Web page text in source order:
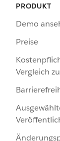
PRODUKT
Demo
Preise
Vergleich